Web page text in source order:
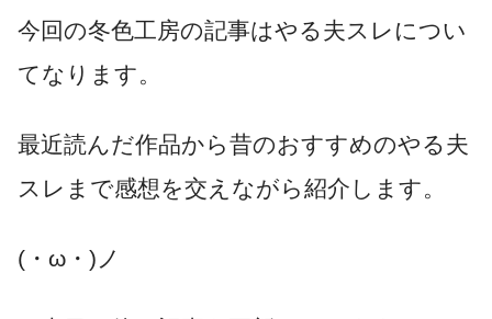
今回の冬色工房の記事はやる夫スレについ
てなります。
最近読んだ作品から昔のおすすめのやる夫
スレまで感想を交えながら紹介します。
(・ω・)ノ